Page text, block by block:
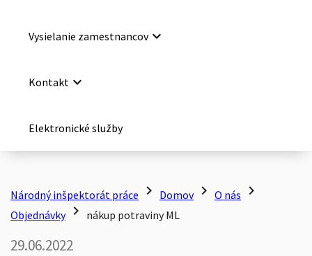
Vysielanie zamestnancovkeyboard_arrow_down
Kontakt keyboard_arrow_down
Elektronické služby
Národný inšpektorát práce chevron_right Domov chevron_right O nás chevron_right
Objednávky chevron_right nákup potraviny ML
29.06.2022